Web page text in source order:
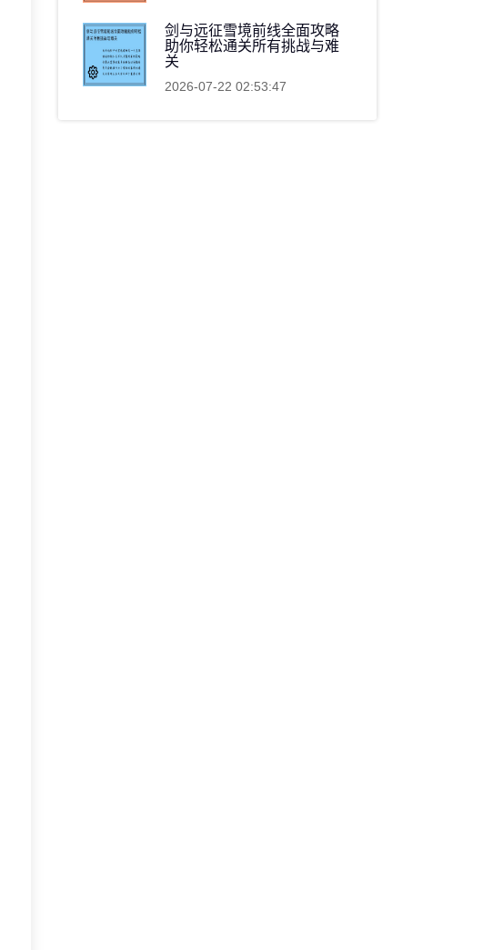
剑与远征雪境前线全面攻略
助你轻松通关所有挑战与难
关
2026-07-22 02:53:47